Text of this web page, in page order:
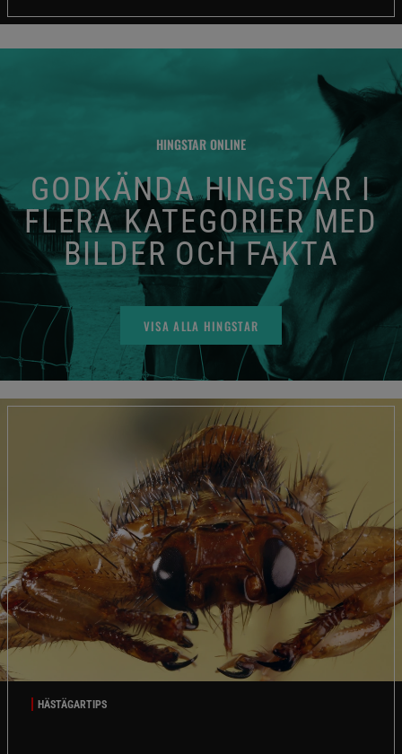
HINGSTAR ONLINE
GODKÄNDA HINGSTAR I
FLERA KATEGORIER MED
BILDER OCH FAKTA
VISA ALLA HINGSTAR
HÄSTÄGARTIPS